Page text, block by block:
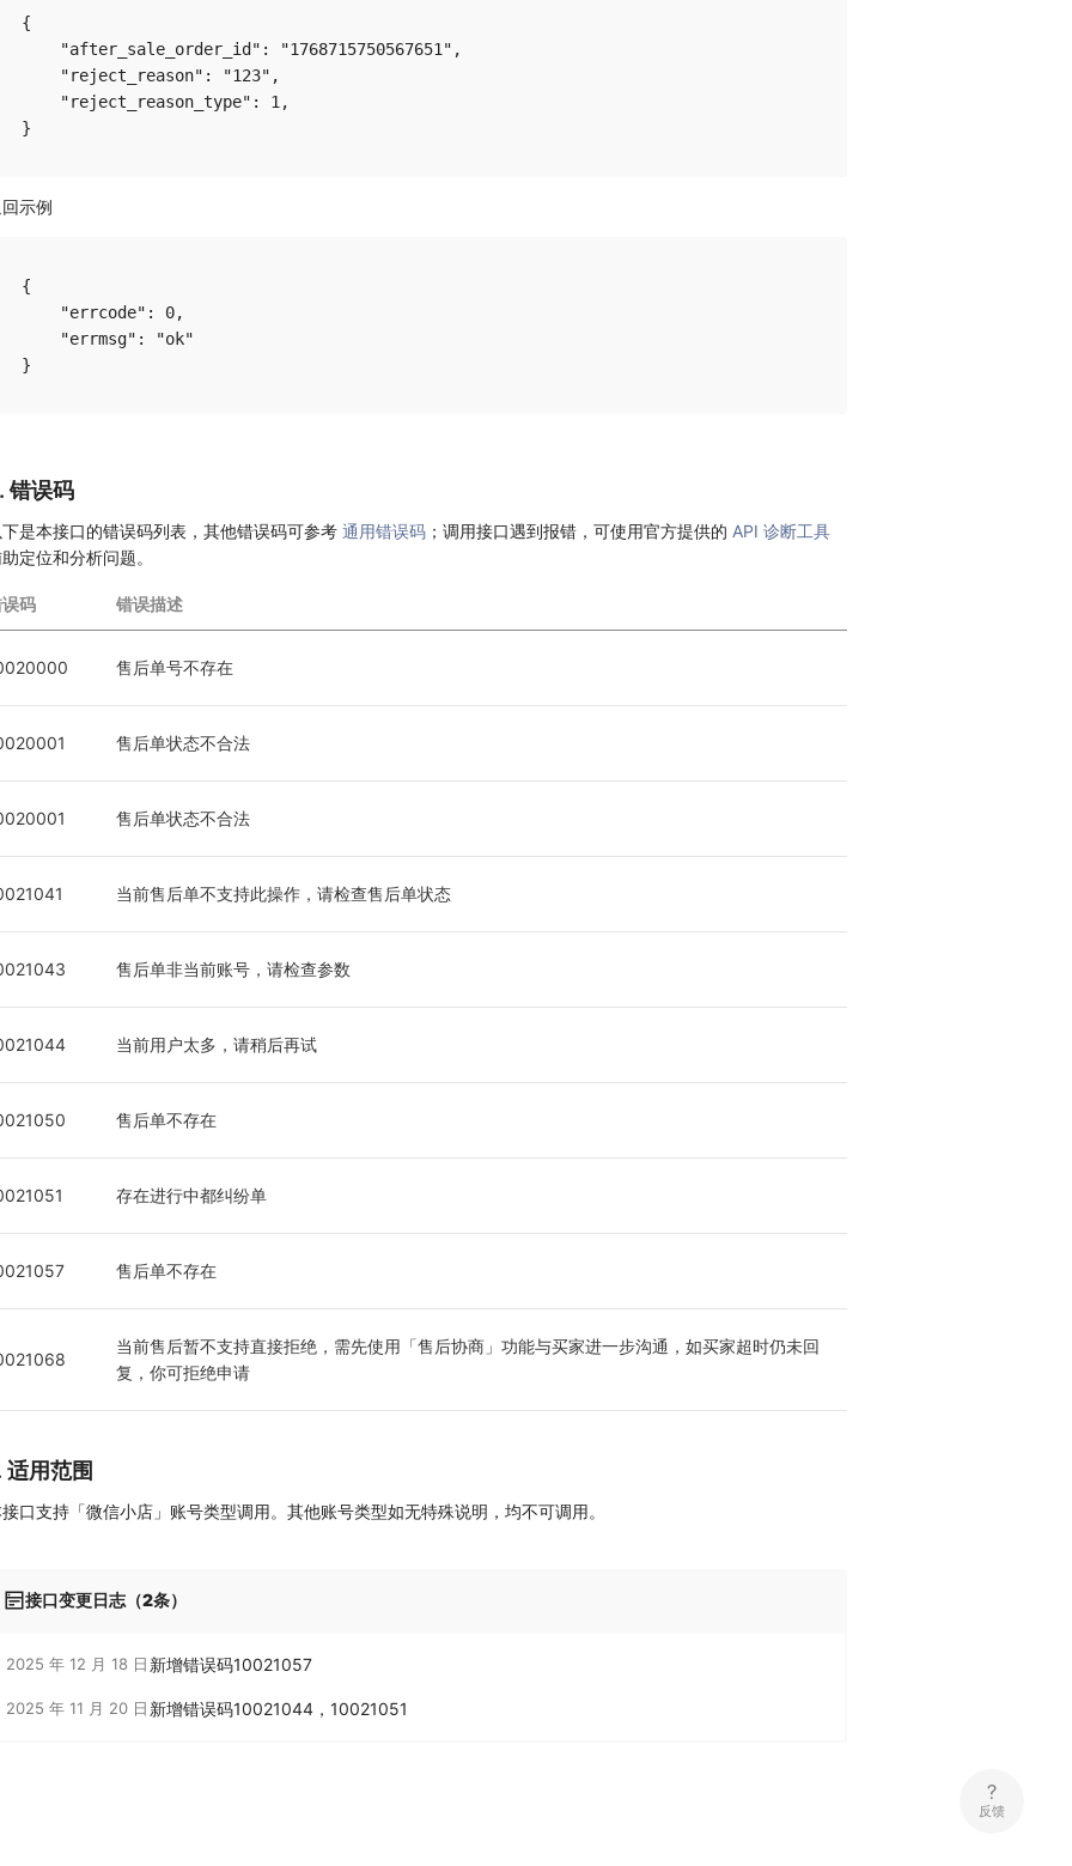
{
    "after_sale_order_id": "1768715750567651",
    "reject_reason": "123",
    "reject_reason_type": 1,
示例
{
    "errcode": 0,
    "errmsg": "ok"
错误码
是本接口的错误码列表，其他错误码可参考 通用错误码 ；调用接口遇到报错，可使用官方提供的 API 诊断工具
定位和分析问题。
码 错误描述
售后单号不存在
售后单状态不合法
售后单状态不合法
当前售后单不支持此操作，请检查售后单状态
售后单非当前账号，请检查参数
当前用户太多，请稍后再试
售后单不存在
存在进行中都纠纷单
售后单不存在
当前售后暂不支持直接拒绝，需先使用「售后协商」功能与买家进一步沟通，如买家超时仍未回
复，你可拒绝申请
适用范围
口支持「微信小店」账号类型调用。其他账号类型如无特殊说明，均不可调用。
接口变更日志（2条）
2025 年 12 月 18 日 新增错误码10021057
2025 年 11 月 20 日 新增错误码10021044，10021051
反馈